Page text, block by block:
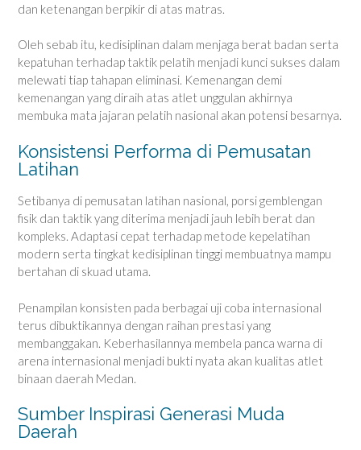
dan ketenangan berpikir di atas matras.
Oleh sebab itu, kedisiplinan dalam menjaga berat badan serta
kepatuhan terhadap taktik pelatih menjadi kunci sukses dalam
melewati tiap tahapan eliminasi. Kemenangan demi
kemenangan yang diraih atas atlet unggulan akhirnya
membuka mata jajaran pelatih nasional akan potensi besarnya.
Konsistensi Performa di Pemusatan
Latihan
Setibanya di pemusatan latihan nasional, porsi gemblengan
fisik dan taktik yang diterima menjadi jauh lebih berat dan
kompleks. Adaptasi cepat terhadap metode kepelatihan
modern serta tingkat kedisiplinan tinggi membuatnya mampu
bertahan di skuad utama.
Penampilan konsisten pada berbagai uji coba internasional
terus dibuktikannya dengan raihan prestasi yang
membanggakan. Keberhasilannya membela panca warna di
arena internasional menjadi bukti nyata akan kualitas atlet
binaan daerah Medan.
Sumber Inspirasi Generasi Muda
Daerah